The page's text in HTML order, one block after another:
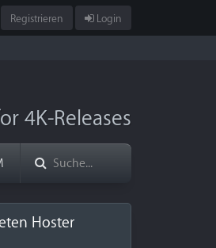
Registrieren Login
4K-Releases
Hoster